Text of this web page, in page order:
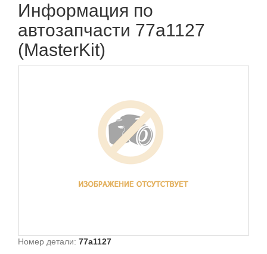
Информация по
автозапчасти 77a1127
(MasterKit)
Номер детали: 77a1127